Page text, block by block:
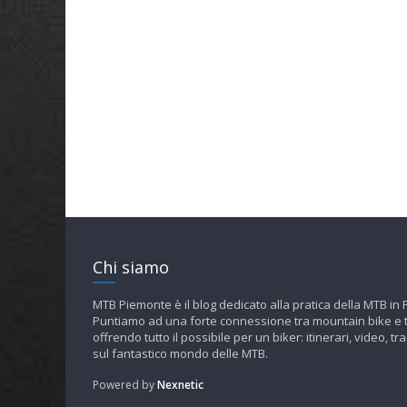
Chi siamo
MTB Piemonte è il blog dedicato alla pratica della MTB in
Puntiamo ad una forte connessione tra mountain bike e
offrendo tutto il possibile per un biker: itinerari, video,
sul fantastico mondo delle MTB.
Powered byNexnetic